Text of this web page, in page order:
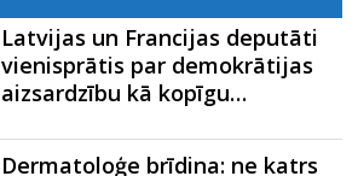
Latvijas un Francijas deputāti
vienisprātis par demokrātijas
aizsardzību kā kopīgu…
Dermatoloģe brīdina: ne katrs